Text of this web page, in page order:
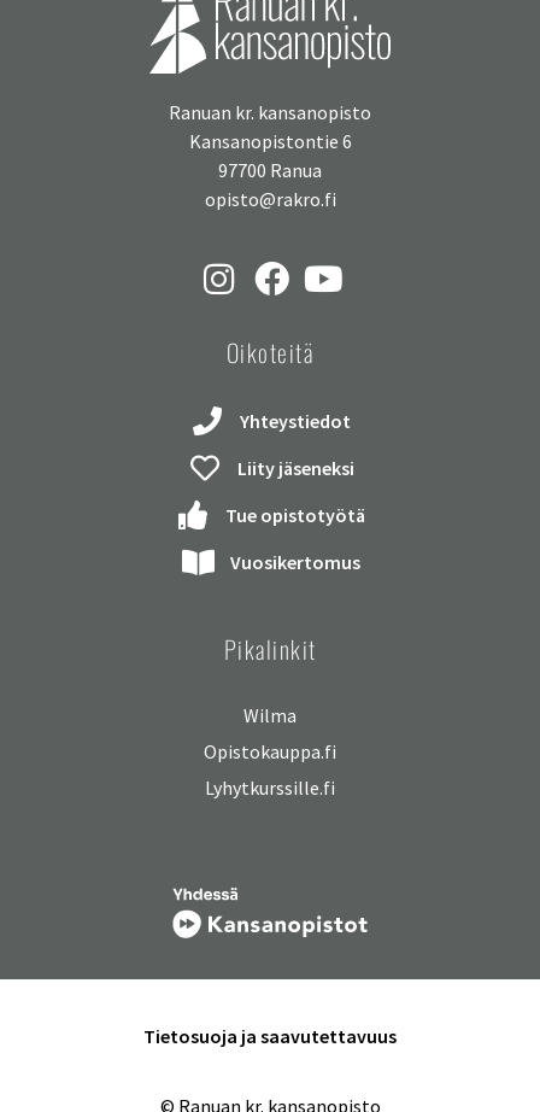
Ranuan kr. kansanopisto
Kansanopistontie 6
97700 Ranua
opisto@rakro.fi
Oikoteitä
Yhteystiedot
Liity jäseneksi
Tue opistotyötä
Vuosikertomus
Pikalinkit
Wilma
Opistokauppa.fi
Lyhytkurssille.fi
© Ranuan kr. kansanopisto
Tietosuoja ja saavutettavuus